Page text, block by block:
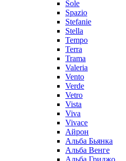
Sole
Spazio
Stefanie
Stella
Tempo
Terra
Trama
Valeria
Vento
Verde
Vetro
Vista
Viva
Vivace
Айрон
Альба Бьянка
Альба Венге
Альба Гриджо